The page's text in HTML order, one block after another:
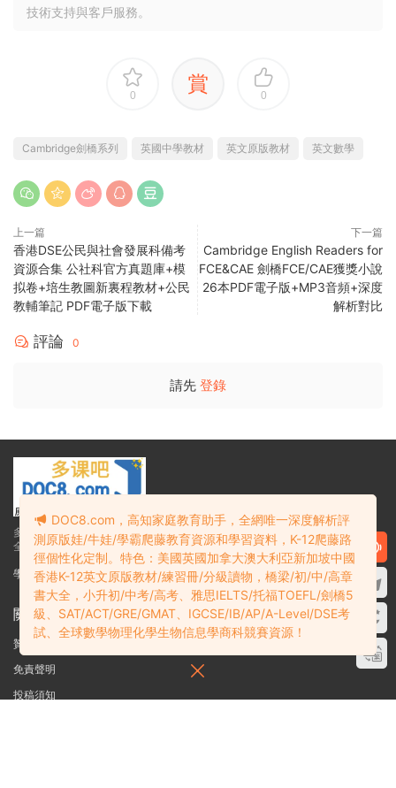
技術支持與客戶服務。
0 賞 0
Cambridge劍橋系列 英國中學教材 英文原版教材 英文數學
上一篇
香港DSE公民與社會發展科備考
資源合集 公社科官方真題庫+模
拟卷+培生教圖新裏程教材+公民
教輔筆記 PDF電子版下載
下一篇
Cambridge English Readers for
FCE&CAE 劍橋FCE/CAE獲獎小說
26本PDF電子版+MP3音頻+深度
解析對比
評論 0
請先 登錄
多課吧DOC8.com——高知家庭教育助手
全網唯一深度解析K12爬藤教育資源和學習資料
學霸必備：在線網盤教育資源學習資料目錄索引
關于
贊助細則
免責聲明
投稿須知
DOC8.com，高知家庭教育助手，全網唯一深度解析評
測原版娃/牛娃/學霸爬藤教育資源和學習資料，K-12爬藤路
徑個性化定制。特色：美國英國加拿大澳大利亞新加坡中國
香港K-12英文原版教材/練習冊/分級讀物，橋梁/初/中/高章
書大全，小升初/中考/高考、雅思IELTS/托福TOEFL/劍橋5
級、SAT/ACT/GRE/GMAT、IGCSE/IB/AP/A-Level/DSE考
試、全球數學物理化學生物信息學商科競賽資源！